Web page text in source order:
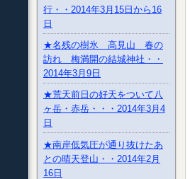
行・・2014年3月15日から16
日
★名残の樹氷 高見山 春の
訪れ 梅満開の結城神社・・
2014年3月9日
★荒天前日の好天をついて八
ヶ岳・赤岳・・・2014年3月4
日
★南岸低気圧が通り抜けたあ
との晴天登山・・2014年2月
16日